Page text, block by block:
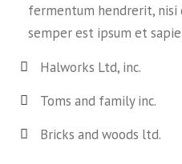
fermentum hendrerit, nisi
semper est ipsum et
Halworks Ltd, inc.
Toms and family inc.
Bricks and woods ltd.